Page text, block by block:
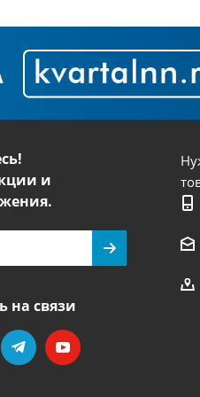
и
на связи